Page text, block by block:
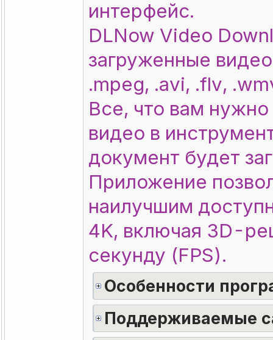
интерфейс.
DLNow Video
загруженные
.mpeg, .avi, .flv,
Все, что вам
видео в
документ будет
Приложение
наилучшим
4K, включая 3D-
секунду (FPS).
Особенности
Поддерживаемые